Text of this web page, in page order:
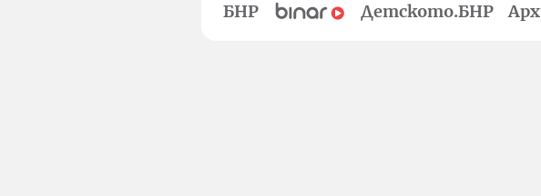
БНР Детското.БНР